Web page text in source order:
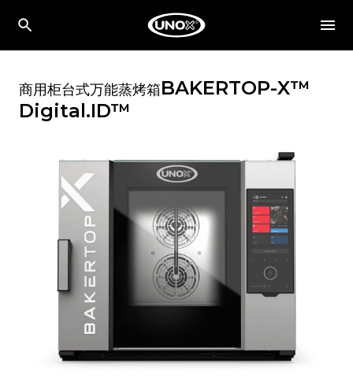
商用柜台式万能蒸烤箱BAKERTOP-X™
Digital.ID™